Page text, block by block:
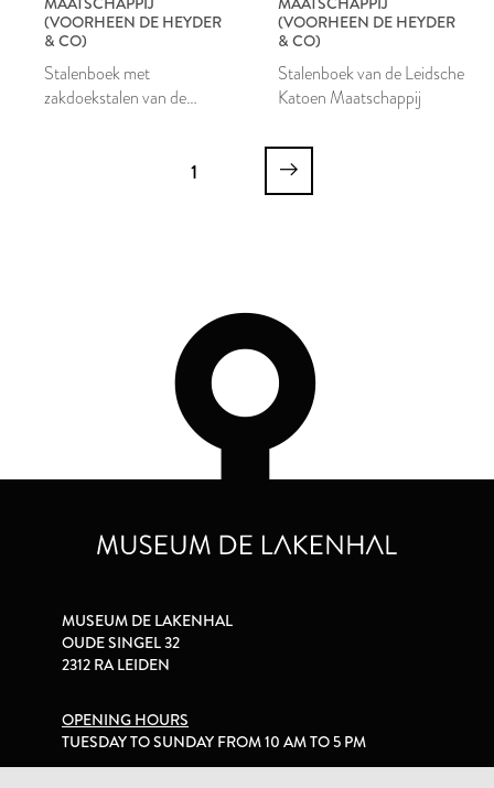
(VOORHEEN DE HEYDER
& CO)
Stalenboek met
zakdoekstalen van de
(VOORHEEN DE HEYDER
& CO)
Stalenboek van de Leidsche
Katoen Maatschappij
1
MUSEUM DE LAKENHAL
OUDE SINGEL 32
2312 RA LEIDEN
OPENING HOURS
TUESDAY TO SUNDAY FROM 10 AM TO 5 PM